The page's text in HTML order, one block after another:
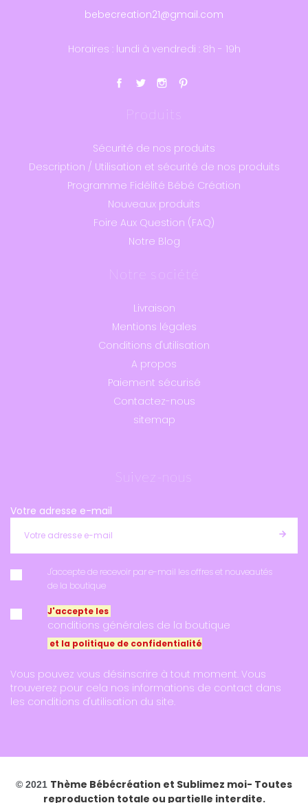
bebecreation21@gmail.com
Horaires : lundi à vendredi : 8h - 19h
Produits
Sécurité de nos produits
Description / Utilisation et sécurité de nos produits
Programme Fidélité Bébé Création
Nouveaux produits
Foire Aux Question (FAQ)
Notre Blog
Notre société
Livraison
Mentions légales
Conditions d'utilisation
A propos
Paiement sécurisé
Contactez-nous
sitemap
Suivez-nous
Votre adresse e-mail
J'accepte de recevoir par e-mail les offres et nouveautés
de la boutique
J'accepte les
conditions générales de la boutique
et la politique de confidentialité
Vous pouvez vous désinscrire à tout moment. Vous
trouverez pour cela nos informations de contact dans
les conditions d'utilisation du site.
© 2021 Thème Bébécréation et Sublimez moi- Toutes
reproduction totale ou partielle interdite.